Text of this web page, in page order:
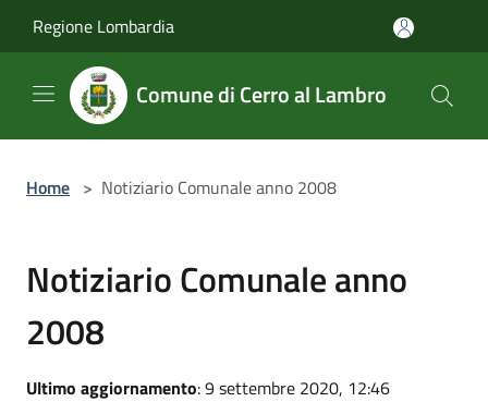
Regione Lombardia
Comune di Cerro al Lambro
Home > Notiziario Comunale anno 2008
Notiziario Comunale anno
2008
Ultimo aggiornamento: 9 settembre 2020, 12:46